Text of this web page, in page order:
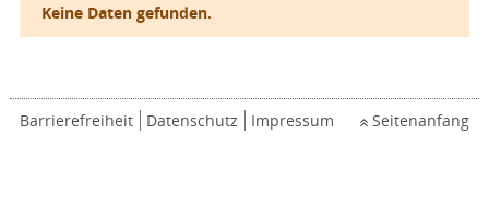
Keine Daten gefunden.
Barrierefreiheit Datenschutz Impressum Seitenanfang